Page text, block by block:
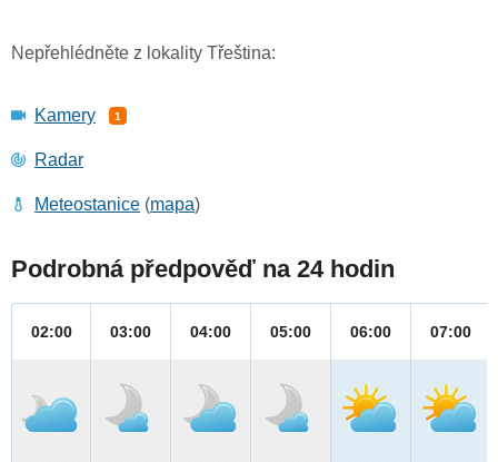
Nepřehlédněte z lokality Třeština:
Kamery 1
Radar
Meteostanice (mapa)
Podrobná předpověď na 24 hodin
02:00 03:00 04:00 05:00 06:00 07:00